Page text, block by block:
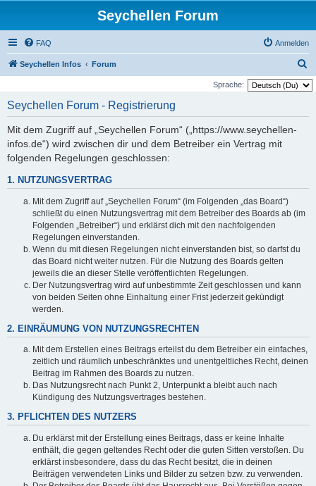
Seychellen Forum
FAQ Anmelden
Seychellen Infos Forum
u
Sprache:
Seychellen Forum - Registrierung
Mit dem Zugriff auf „Seychellen Forum“ („https://www.seychellen-
infos.de“) wird zwischen dir und dem Betreiber ein Vertrag mit
folgenden Regelungen geschlossen:
1. NUTZUNGSVERTRAG
Mit dem Zugriff auf „Seychellen Forum“ (im Folgenden „das Board“)
schließt du einen Nutzungsvertrag mit dem Betreiber des Boards ab (im
Folgenden „Betreiber“) und erklärst dich mit den nachfolgenden
Regelungen einverstanden.
Wenn du mit diesen Regelungen nicht einverstanden bist, so darfst du
das Board nicht weiter nutzen. Für die Nutzung des Boards gelten
jeweils die an dieser Stelle veröffentlichten Regelungen.
Der Nutzungsvertrag wird auf unbestimmte Zeit geschlossen und kann
von beiden Seiten ohne Einhaltung einer Frist jederzeit gekündigt
werden.
2. EINRÄUMUNG VON NUTZUNGSRECHTEN
Mit dem Erstellen eines Beitrags erteilst du dem Betreiber ein einfaches,
zeitlich und räumlich unbeschränktes und unentgeltliches Recht, deinen
Beitrag im Rahmen des Boards zu nutzen.
Das Nutzungsrecht nach Punkt 2, Unterpunkt a bleibt auch nach
Kündigung des Nutzungsvertrages bestehen.
3. PFLICHTEN DES NUTZERS
Du erklärst mit der Erstellung eines Beitrags, dass er keine Inhalte
enthält, die gegen geltendes Recht oder die guten Sitten verstoßen. Du
erklärst insbesondere, dass du das Recht besitzt, die in deinen
Beiträgen verwendeten Links und Bilder zu setzen bzw. zu verwenden.